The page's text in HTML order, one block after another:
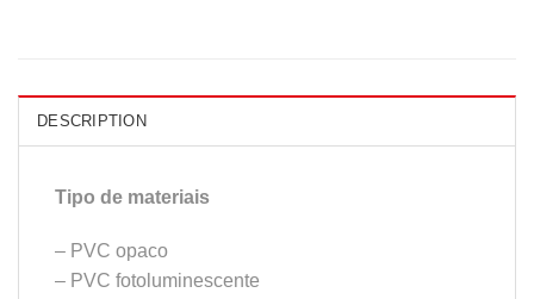
DESCRIPTION
Tipo de materiais
– PVC opaco
– PVC fotoluminescente